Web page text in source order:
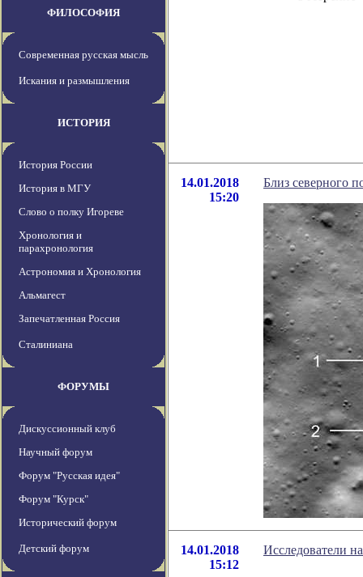
ФИЛОСОФИЯ
Современная русская мысль
Искания и размышления
ИСТОРИЯ
История России
История в МГУ
Слово о полку Игореве
Хронология и
парахронология
Астрономия и Хронология
Альмагест
Запечатленная Россия
Сталиниана
ФОРУМЫ
Дискуссионный клуб
Научный форум
Форум "Русская идея"
Форум "Курск"
Исторический форум
Детский форум
14.01.2018
15:20
Близ северного
14.01.2018
15:12
Исследователи